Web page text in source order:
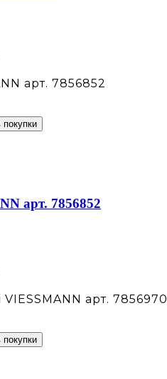
арт. 7856852
арт. 7856852
арт. 7856970